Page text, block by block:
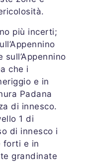
più incerti;
che i
e in
Padana
di innesco.
1 di
di innesco i
forti e in
grandinate